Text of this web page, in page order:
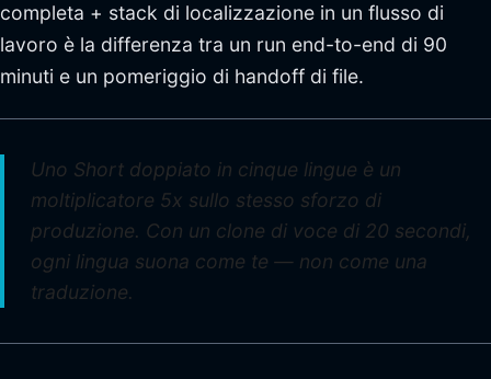
completa + stack di localizzazione in un flusso di
lavoro è la differenza tra un run end-to-end di 90
minuti e un pomeriggio di handoff di file.
Uno Short doppiato in cinque lingue è un
moltiplicatore 5x sullo stesso sforzo di
produzione. Con un clone di voce di 20 secondi,
ogni lingua suona come te — non come una
traduzione.